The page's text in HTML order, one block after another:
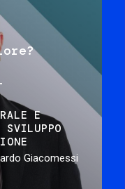
E
SVILUPPO
Giacomessi